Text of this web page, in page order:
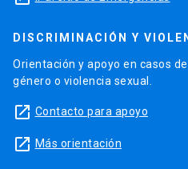
DISCRIMINACIÓN Y
Orientación y apoyo en casos
género o violencia sexual.
launch Contacto para apoyo
launch Más orientación